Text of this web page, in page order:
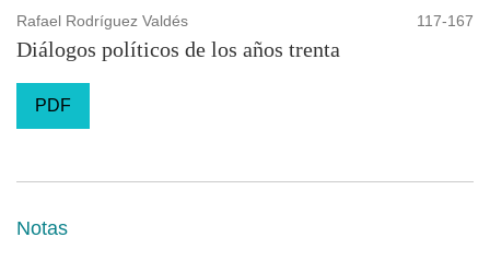
Rafael Rodríguez Valdés 117-167
Diálogos políticos de los años trenta
PDF
Notas